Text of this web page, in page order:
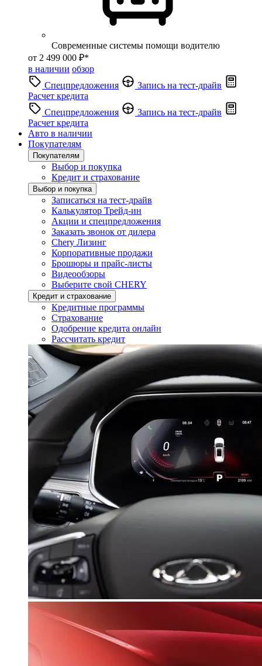
Современные системы помощи водителю
от 2 499 000 ₽*
в наличии обзор
Спецпредложения
Запись на тест-драйв
Расчет кредита
Спецпредложения
Запись на тест-драйв
Расчет кредита
Авто в наличии
Покупателям
Покупателям
Выбор и покупка
Кредит и страхование
Выбор и покупка
Записаться на тест-драйв
Калькулятор Трейд-ин
Акции и спецпредложения
Заказать звонок от дилера
Chery Лизинг
Корпоративные продажи
Брошюры и прайс-листы
Видеообзоры
Выберите свой CHERY
Кредит и страхование
Кредитные программы
Страхование
Одобрение кредита онлайн
Рассчитать кредит